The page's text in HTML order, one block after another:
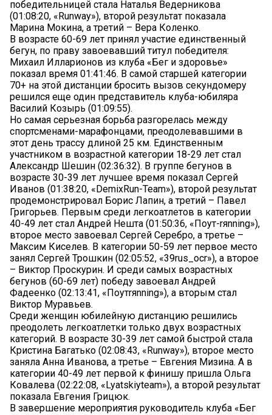
победительницей стала Наталья Ведерникова
(01:08:20, «Runway»), второй результат показала
Марина Мокина, а третий – Вера Коленко.
В возрасте 60-69 лет принял участие единственный
бегун, по праву завоевавший титул победителя:
Михаил Илларионов из клуба «Бег и здоровье»
показал время 01:41:46. В самой старшей категории
70+ на этой дистанции бросить вызов секундомеру
решился еще один представитель клуба-юбиляра
Василий Козырь (01:09:55).
Но самая серьезная борьба разгорелась между
спортсменами-марафонцами, преодолевавшими в
этот день трассу длиной 25 км. Единственным
участником в возрастной категории 18-29 лет стал
Александр Шешин (02:36:32). В группе бегунов в
возрасте 30-39 лет лучшее время показал Сергей
Иванов (01:38:20, «DemixRun-Team»), второй результат
продемонстрировал Борис Лапин, а третий – Павел
Григорьев. Первым среди легкоатлетов в категории
40-49 лет стал Андрей Нешта (01:50:36, «Поут-rяnning»),
второе место завоевал Сергей Серебро, а третье –
Максим Киселев. В категории 50-59 лет первое место
занял Сергей Трошкин (02:05:52, «39rus_ocr»), а второе
– Виктор Проскурин. И среди самых возрастных
бегунов (60-69 лет) победу завоевал Андрей
Фадеенко (02:13:41, «Поутrяnning»), а вторым стал
Виктор Муравьев.
Среди женщин юбилейную дистанцию решились
преодолеть легкоатлетки только двух возрастных
категорий. В возрасте 30-39 лет самой быстрой стала
Кристина Багатько (02:08:43, «Runway»), второе место
заняла Анна Иванова, а третье – Евгения Мизина. А в
категории 40-49 лет первой к финишу пришла Ольга
Ковалева (02:22:08, «Lyatskiyteam»), а второй результат
показала Евгения Грицюк.
В завершение мероприятия руководитель клуба «Бег